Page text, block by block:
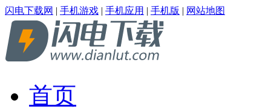
闪电下载网 | 手机游戏 | 手机应用 | 手机版 | 网站地图
首页